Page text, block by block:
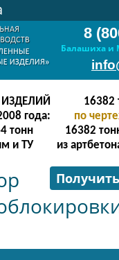
8
Балашиха и
года:
32766
по
тонн
и ТУ
32766
из